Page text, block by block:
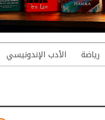
رياضة الأدب الإندونيسي